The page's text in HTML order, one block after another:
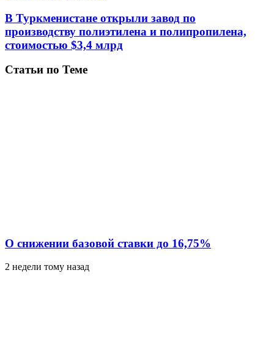
В Туркменистане открыли завод по
производству полиэтилена и полипропилена,
стоимостью $3,4 млрд
Статьи по Теме
О снижении базовой ставки до 16,75%
2 недели тому назад